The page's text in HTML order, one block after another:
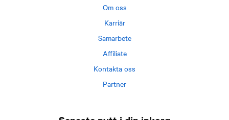
Om oss
Karriär
Samarbete
Affiliate
Kontakta oss
Partner